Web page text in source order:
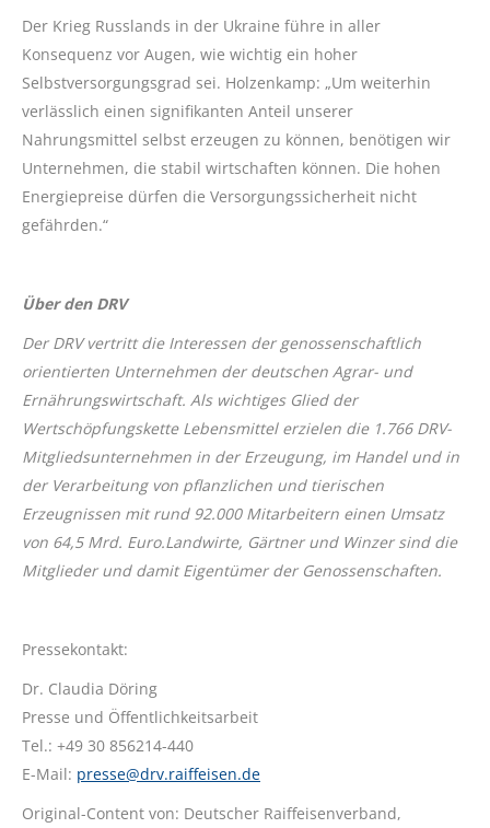
Der Krieg Russlands in der Ukraine führe in aller
Konsequenz vor Augen, wie wichtig ein hoher
Selbstversorgungsgrad sei. Holzenkamp: „Um weiterhin
verlässlich einen signifikanten Anteil unserer
Nahrungsmittel selbst erzeugen zu können, benötigen wir
Unternehmen, die stabil wirtschaften können. Die hohen
Energiepreise dürfen die Versorgungssicherheit nicht
gefährden.“
Über den DRV
Der DRV vertritt die Interessen der genossenschaftlich
orientierten Unternehmen der deutschen Agrar- und
Ernährungswirtschaft. Als wichtiges Glied der
Wertschöpfungskette Lebensmittel erzielen die 1.766 DRV-
Mitgliedsunternehmen in der Erzeugung, im Handel und in
der Verarbeitung von pflanzlichen und tierischen
Erzeugnissen mit rund 92.000 Mitarbeitern einen Umsatz
von 64,5 Mrd. Euro.Landwirte, Gärtner und Winzer sind die
Mitglieder und damit Eigentümer der Genossenschaften.
Pressekontakt:
Dr. Claudia Döring
Presse und Öffentlichkeitsarbeit
Tel.: +49 30 856214-440
E-Mail: presse@drv.raiffeisen.de
Original-Content von: Deutscher Raiffeisenverband,